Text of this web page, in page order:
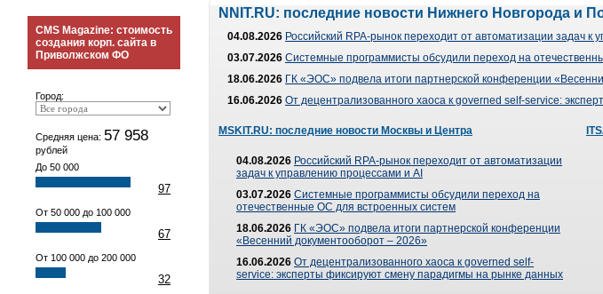
CMS Magazine: стоимость
создания корп. сайта в
Приволжском ФО
Город:
Средняя цена: 57 958
рублей
До 50 000
97
От 50 000 до 100 000
67
От 100 000 до 200 000
32
NNIT.RU: последние новости Нижнего Новгорода и
04.08.2026 Российский RPA-рынок переходит от автоматизации задач к
03.07.2026 Системные программисты обсудили переход на
18.06.2026 ГК «ЭОС» подвела итоги партнерской конференции
16.06.2026 От децентрализованного хаоса к governed self-service:
MSKIT.RU: последние новости Москвы и Центра
04.08.2026 Российский RPA-рынок переходит от автоматизации
задач к управлению процессами и AI
03.07.2026 Системные программисты обсудили переход на
отечественные ОС для встроенных систем
18.06.2026 ГК «ЭОС» подвела итоги партнерской конференции
«Весенний документооборот – 2026»
16.06.2026 От децентрализованного хаоса к governed self-
service: эксперты фиксируют смену парадигмы на рынке данных